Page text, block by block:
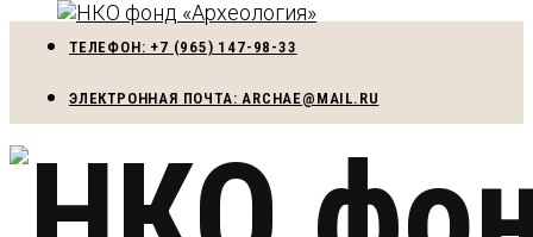
ТЕЛЕФОН: +7 (965) 147-98-33
ЭЛЕКТРОННАЯ ПОЧТА: ARCHAE@MAIL.RU